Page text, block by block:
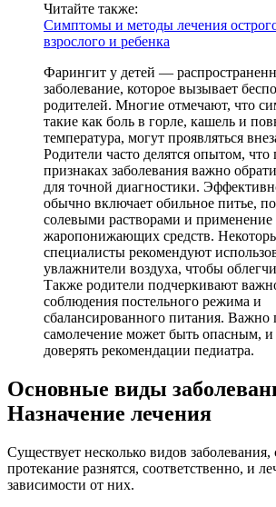
Читайте также:
Симптомы и методы лечения
взрослого и ребенка
Фарингит у детей —
заболевание, которое вызывает
родителей. Многие отмечают, что
такие как боль в горле, кашель и
температура, могут проявляться
Родители часто делятся опытом,
признаках заболевания важно
для точной диагностики.
обычно включает обильное питье,
солевыми растворами и применение
жаропонижающих средств.
специалисты рекомендуют
увлажнители воздуха, чтобы
Также родители подчеркивают
соблюдения постельного режима и
сбалансированного питания. Важно
самолечение может быть опасным,
доверять рекомендации педиатра.
Основные виды
Назначение лечения
Существует несколько видов
протекание разнятся, соответственно, и
зависимости от них.